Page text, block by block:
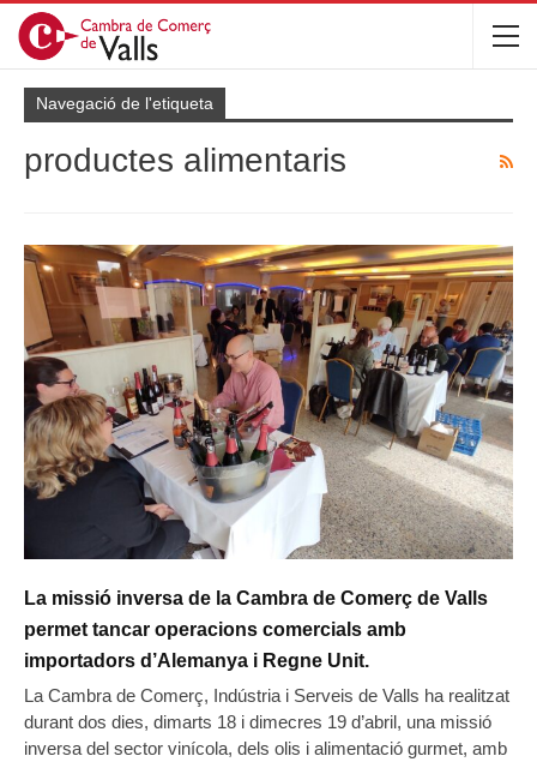
Navegació de l'etiqueta
productes alimentaris
La missió inversa de la Cambra de Comerç de Valls
permet tancar operacions comercials amb
importadors d’Alemanya i Regne Unit.
La Cambra de Comerç, Indústria i Serveis de Valls ha realitzat
durant dos dies, dimarts 18 i dimecres 19 d’abril, una missió
inversa del sector vinícola, dels olis i alimentació gurmet, amb